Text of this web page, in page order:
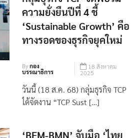
กลุ่มธุรกิจ TCP จัดฟอรัม
ความยั่งยืนปีที่ 4 ชี้
‘Sustainable Growth’ คือ
ทางรอดของธุรกิจยุคใหม่
Byกอง
บรรณาธิการ
18 สิงหาคม
2025
วันนี้ (18 ส.ค. 68) กลุ่มธุรกิจ TCP